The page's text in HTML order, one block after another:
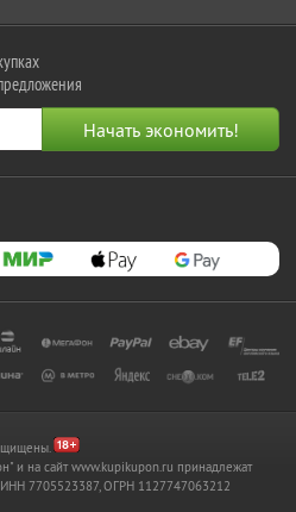
и на сайт www.kupikupon.ru принадлежат
7705523387, ОГРН 1127747063212